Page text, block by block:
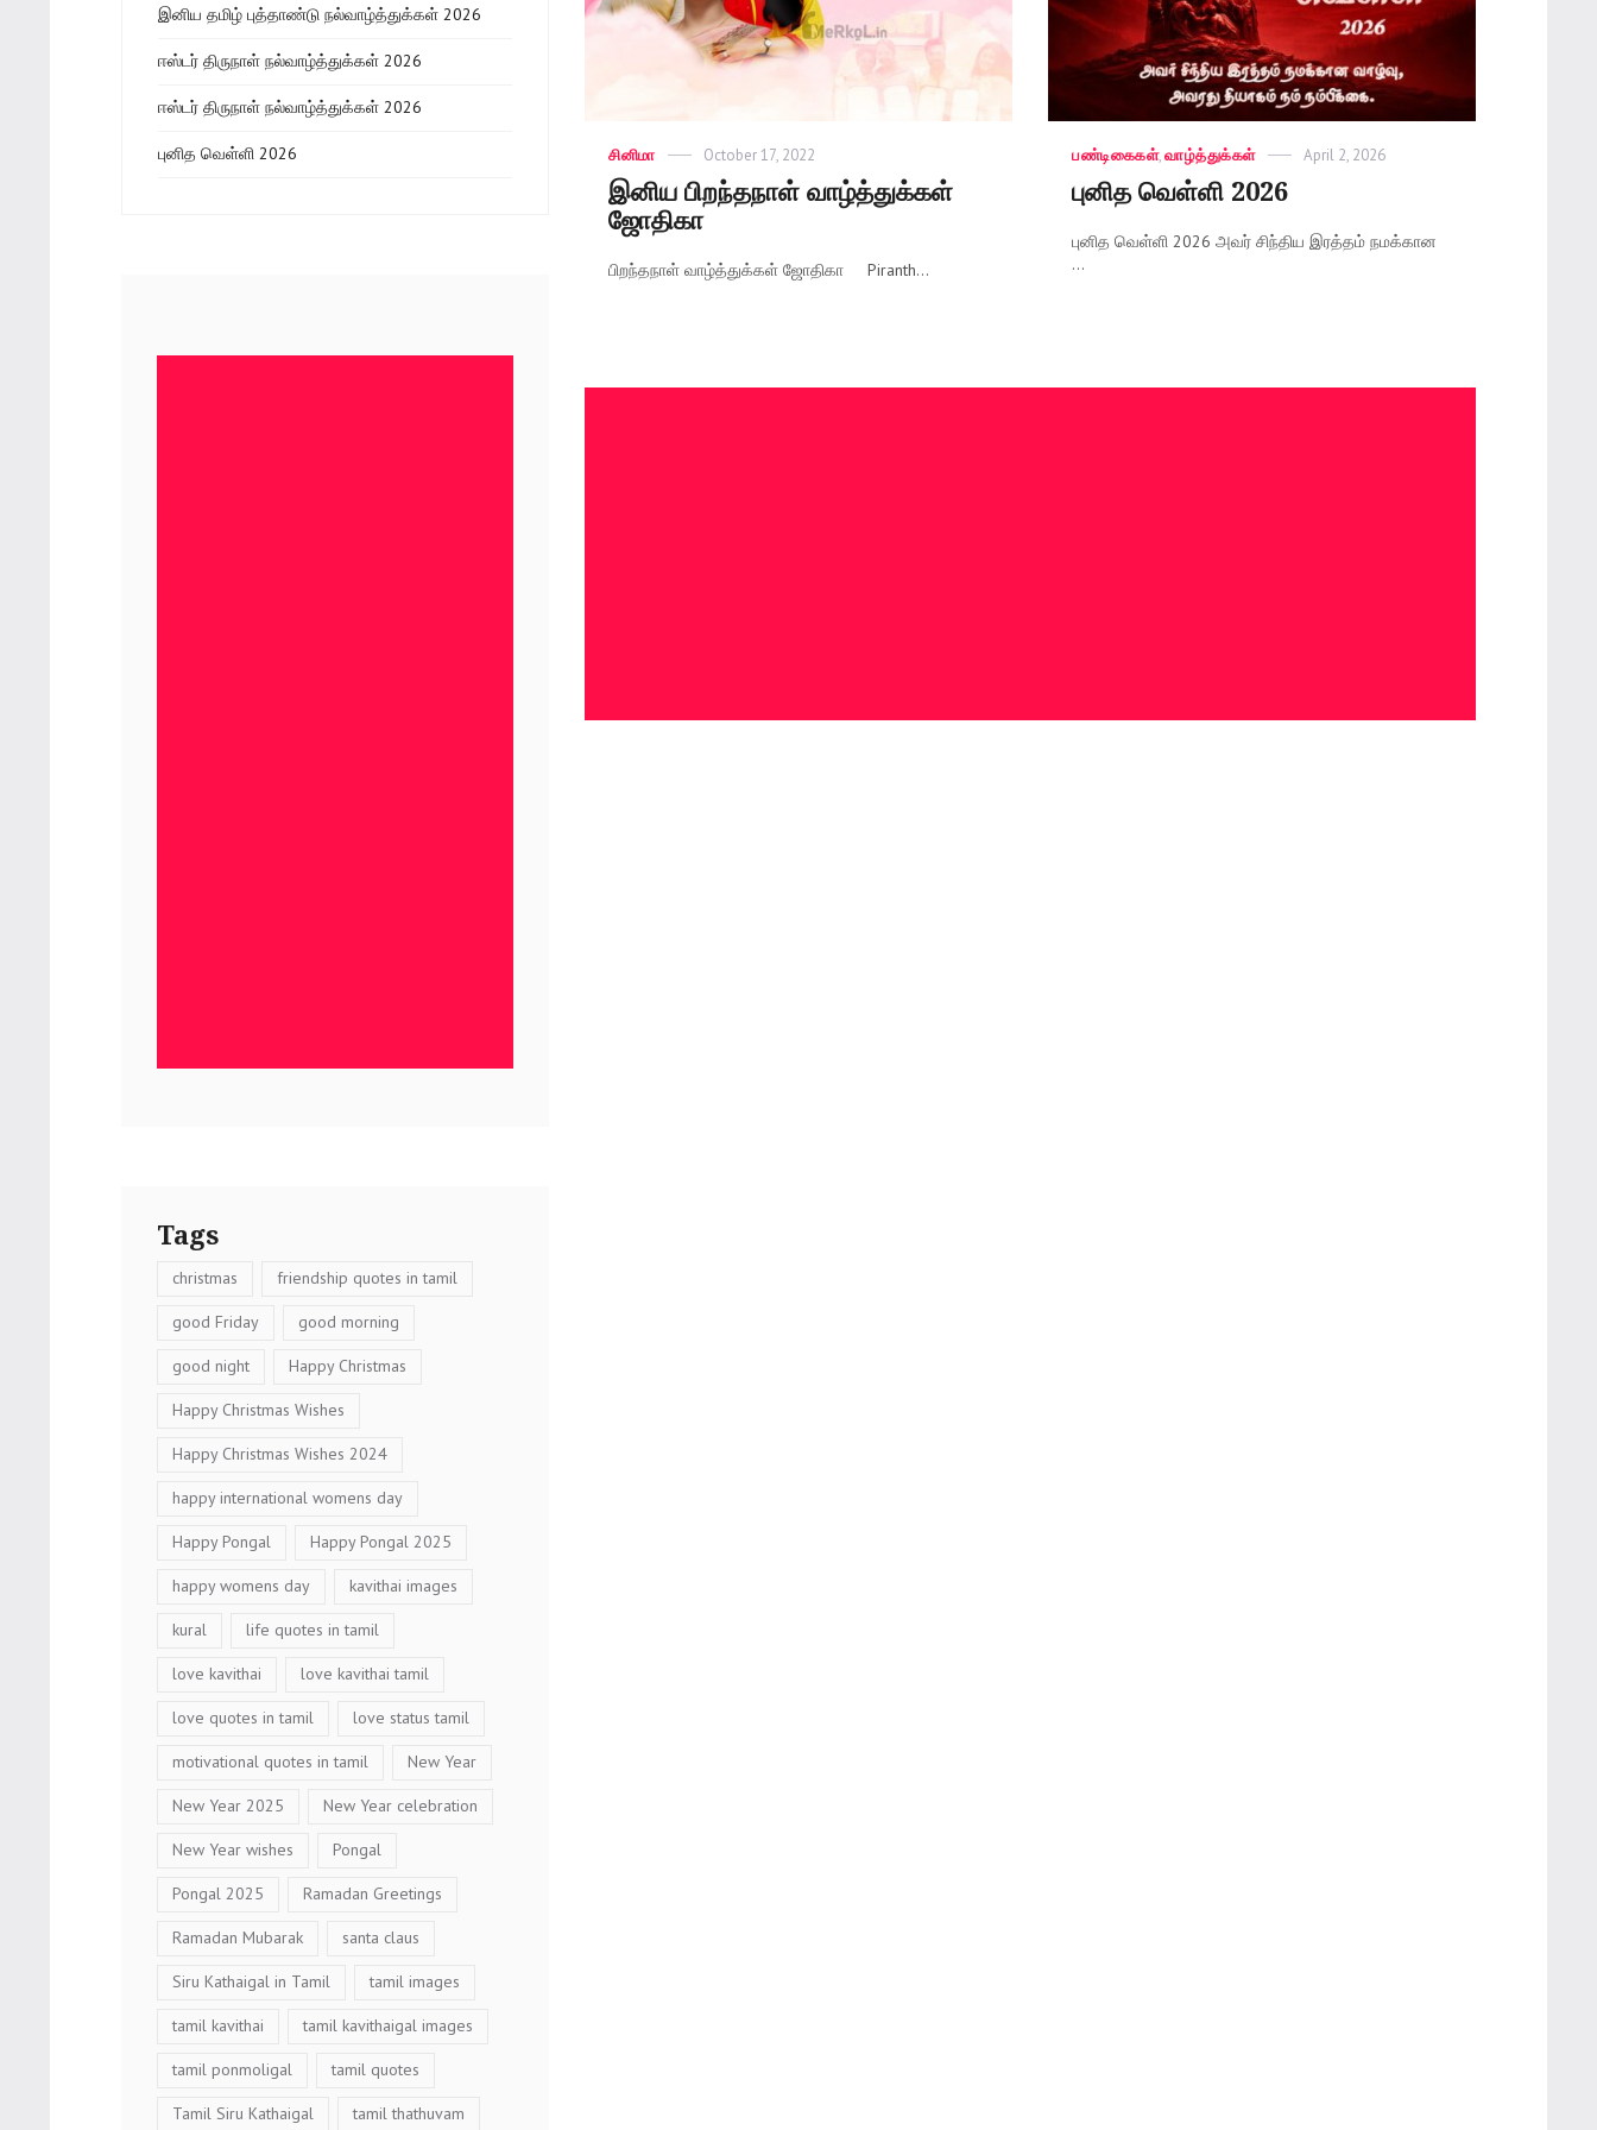
Categories
சினிமா
Posted
on
October 17, 2022
இனிய பிறந்தநாள் வாழ்த்துக்கள்
ஜோதிகா
பிறந்தநாள் வாழ்த்துக்கள் ஜோதிகா Piranth...
Categories
பண்டிகைகள்,வாழ்த்துக்கள்
Posted
April 2, 2026
புனித வெள்ளி 2026
புனித வெள்ளி 2026 அவர் சிந்திய இரத்தம் நமக்கான
...
இனிய தமிழ் புத்தாண்டு நல்வாழ்த்துக்கள் 2026
ஈஸ்டர் திருநாள் நல்வாழ்த்துக்கள் 2026
ஈஸ்டர் திருநாள் நல்வாழ்த்துக்கள் 2026
புனித வெள்ளி 2026
Tags
christmas friendship quotes in tamil
good Friday good morning
good night Happy Christmas
Happy Christmas Wishes
Happy Christmas Wishes 2024
happy international womens day
Happy Pongal Happy Pongal 2025
happy womens day kavithai images
kural life quotes in tamil
love kavithai love kavithai tamil
love quotes in tamil love status tamil
motivational quotes in tamil New Year
New Year 2025 New Year celebration
New Year wishes Pongal
Pongal 2025 Ramadan Greetings
Ramadan Mubarak santa claus
Siru Kathaigal in Tamil tamil images
tamil kavithai tamil kavithaigal images
tamil ponmoligal tamil quotes
Tamil Siru Kathaigal tamil thathuvam